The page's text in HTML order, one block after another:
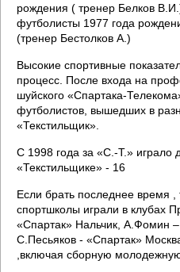
рождения ( тренер Белков
футболисты 1977 года
(тренер Бестолков А.)
Высокие спортивные
процесс. После входа на
шуйского «Спартака-
футболистов, вышедших в
«Текстильщик».
С 1998 года за «С.-Т.» играло
«Текстильщике» - 16
Если брать последнее время ,
спортшколы играли в клубах
«Спартак» Нальчик, А.Фомин
С.Песьяков - «Спартак»
,включая сборную